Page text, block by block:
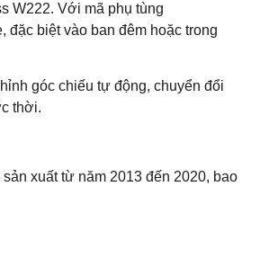
W222. Với mã phụ tùng
đặc biệt vào ban đêm hoặc trong
góc chiếu tự động, chuyển đổi
thời.
sản xuất từ năm 2013 đến 2020, bao